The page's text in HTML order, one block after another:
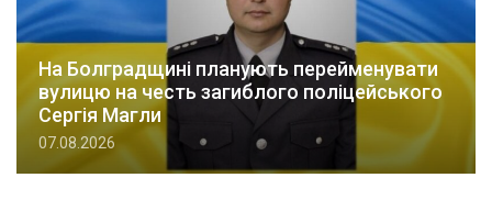
На Болградщині планують перейменувати
вулицю на честь загиблого поліцейського
Сергія Магли
07.08.2026